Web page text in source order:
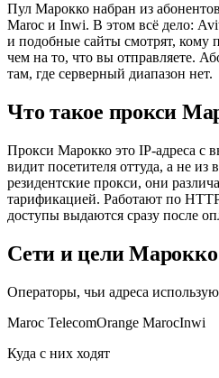
Пул Марокко набран из
Maroc и Inwi. В этом всё дело:
и подобные сайты смотрят, кому
чем на то, что вы отправляете.
там, где серверный диапазон нет.
Что такое прокси
Прокси Марокко это IP-адреса с
видит посетителя оттуда, а не
резидентские прокси, они
тарификацией. Работают по
доступы выдаются сразу после
Сети и цели Марокко
Операторы, чьи адреса
Maroc TelecomOrange MarocInwi
Куда с них ходят